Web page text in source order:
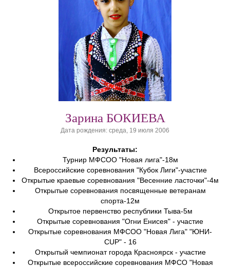
Зарина БОКИЕВА
Дата рождения: среда, 19 июля 2006
Результаты:
Турнир МФСОО "Новая лига"-18м
Всероссийские соревнования "Кубок Лиги"-участие
Открытые краевые соревнования "Весенние ласточки"-4м
Открытые соревнования посвященные ветеранам
спорта-12м
Открытое первенство республики Тыва-5м
Открытые соревнования "Огни Енисея" - участие
Открытые соревнования МФСОО "Новая Лига" "ЮНИ-
CUP" - 16
Открытый чемпионат города Красноярск - участие
Открытые всероссийские соревнования МФСО "Новая